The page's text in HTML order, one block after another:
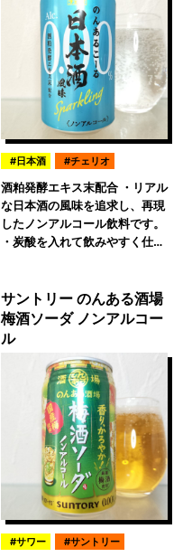
日本酒 チェリオ
酒粕発酵エキス末配合 ・リアル
な日本酒の風味を追求し、再現
したノンアルコール飲料です。
・炭酸を入れて飲みやすく仕…
サントリー のんある酒場
梅酒ソーダ ノンアルコー
ル
サワー サントリー